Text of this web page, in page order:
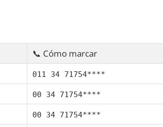
📞 Cómo marcar
011 34 71754****
00 34 71754****
00 34 71754****